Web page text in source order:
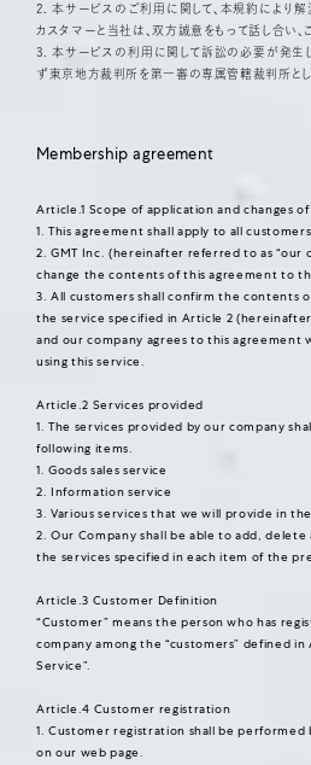
2. 本サービスのご利用に関して、本規約により解
カスタマーと当社は、双方誠意をもって話し合い、
3. 本サービスの利用に関して訴訟の必要が発生
ず東京地方裁判所を第一審の専属管轄裁判所とし
Membership agreement
Article.1 Scope of application and changes
1. This agreement shall apply to all
2. GMT Inc. (hereinafter referred to as “our
change the contents of this agreement to
3. All customers shall confirm the contents
the service specified in Article 2
and our company agrees to this agreement
using this service.
Article.2 Services provided
1. The services provided by our company
following items.
1. Goods sales service
2. Information service
3. Various services that we will provide in
2. Our Company shall be able to add,
the services specified in each item of the
Article.3 Customer Definition
“Customer” means the person who has
company among the “customers” defined
Service”.
Article.4 Customer registration
1. Customer registration shall be
on our web page.